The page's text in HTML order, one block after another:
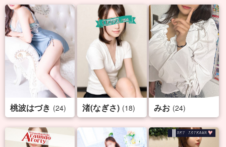
桃波はづき (24) 渚(なぎさ) (18) みお (24)